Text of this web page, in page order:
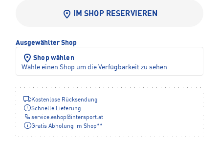
IM SHOP RESERVIEREN
Ausgewählter Shop
Shop wählen
Wähle einen Shop um die Verfügbarkeit zu sehen
Kostenlose Rücksendung
Schnelle Lieferung
service.eshop@ intersport.at
Gratis Abholung im Shop**